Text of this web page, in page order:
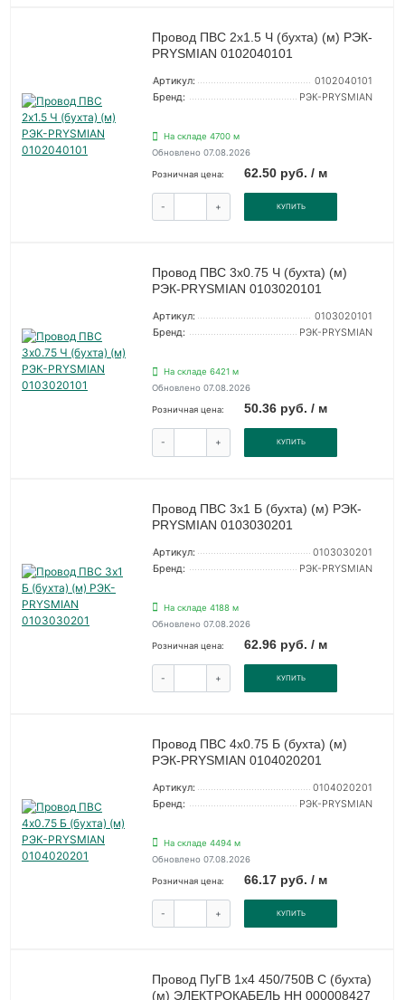
Провод ПВС 2х1.5 Ч (бухта) (м) РЭК-
PRYSMIAN 0102040101
Артикул:
0102040101
Бренд:
РЭК-PRYSMIAN
На складе 4700 м
Обновлено 07.08.2026
Розничная цена: 62.50 руб. / м
- + КУПИТЬ
Провод ПВС 3х0.75 Ч (бухта) (м)
РЭК-PRYSMIAN 0103020101
Артикул:
0103020101
Бренд:
РЭК-PRYSMIAN
На складе 6421 м
Обновлено 07.08.2026
Розничная цена: 50.36 руб. / м
- + КУПИТЬ
Провод ПВС 3х1 Б (бухта) (м) РЭК-
PRYSMIAN 0103030201
Артикул:
0103030201
Бренд:
РЭК-PRYSMIAN
На складе 4188 м
Обновлено 07.08.2026
Розничная цена: 62.96 руб. / м
- + КУПИТЬ
Провод ПВС 4х0.75 Б (бухта) (м)
РЭК-PRYSMIAN 0104020201
Артикул:
0104020201
Бренд:
РЭК-PRYSMIAN
На складе 4494 м
Обновлено 07.08.2026
Розничная цена: 66.17 руб. / м
- + КУПИТЬ
Провод ПуГВ 1х4 450/750В С (бухта)
(м) ЭЛЕКТРОКАБЕЛЬ НН 000008427